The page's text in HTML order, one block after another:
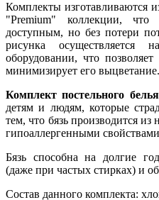
Комплекты изготавливаются
"Premium" коллекции, что
доступным, но без потери
рисунка осуществляется
оборудовании, что
минимизирует его выцветание.
Комплект постельного
детям и людям, которые
тем, что бязь производится из
гипоаллергенными
Бязь способна на долгие
(даже при частых стирках) и
Состав данного комплекта: